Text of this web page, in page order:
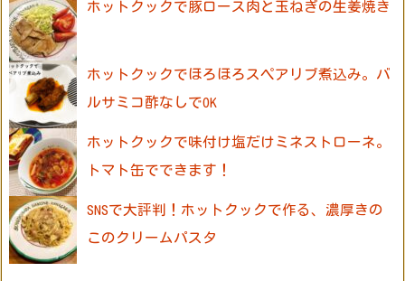
ホットクックで豚ロース肉と玉ねぎの生姜焼き
ホットクックでほろほろスペアリブ煮込み。バ
ルサミコ酢なしでOK
ホットクックで味付け塩だけミネストローネ。
トマト缶でできます！
SNSで大評判！ホットクックで作る、濃厚きの
このクリームパスタ